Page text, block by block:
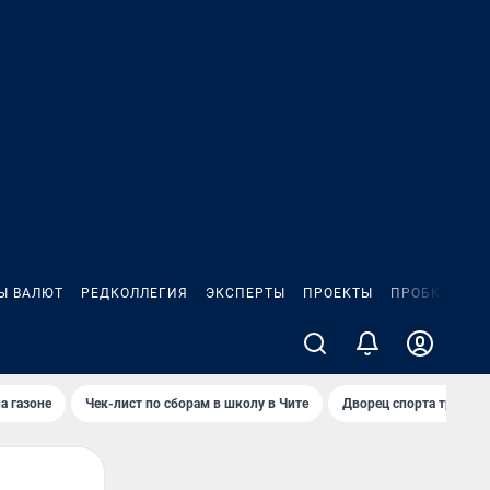
ВАЛЮТ РЕДКОЛЛЕГИЯ ЭКСПЕРТЫ ПРОЕКТЫ ПРОБКИ
газоне Чек-лист по сборам в школу в Чите Дворец спорта